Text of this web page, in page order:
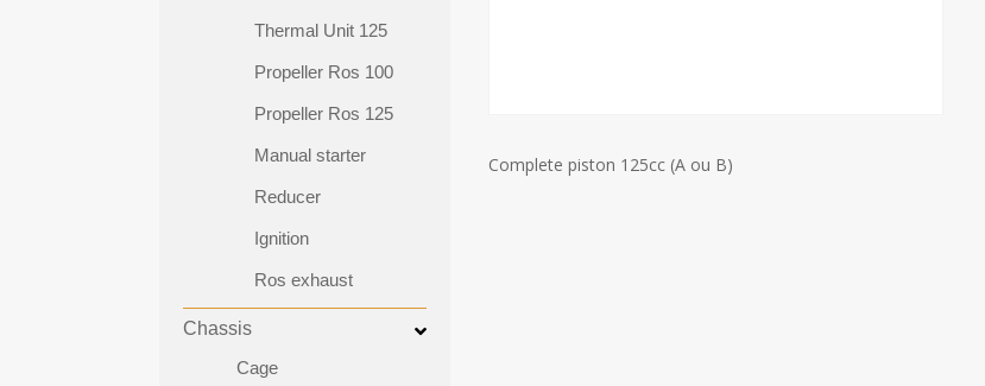
Thermal Unit 125
Propeller Ros 100
Propeller Ros 125
Manual starter
Reducer
Ignition
Ros exhaust
Chassis
Cage
Complete piston 125cc (A ou B)